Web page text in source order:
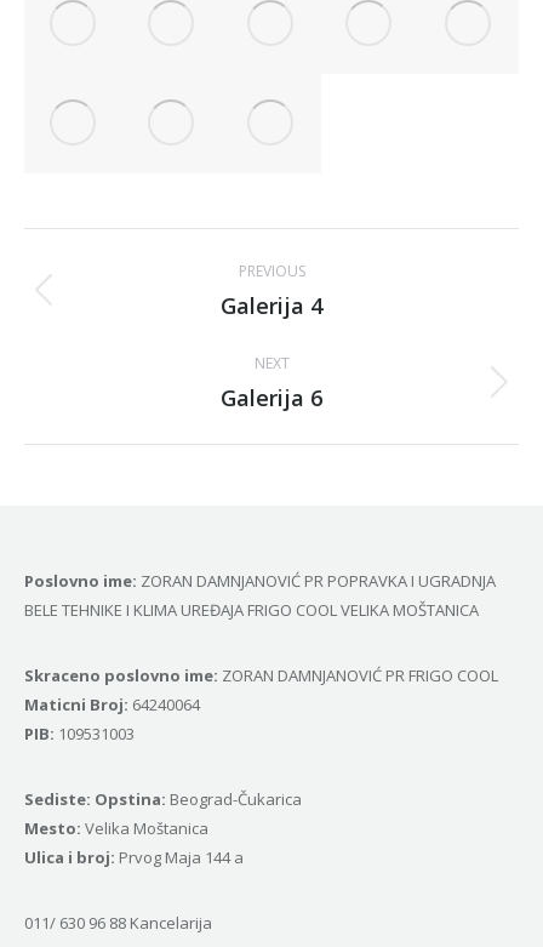
navigation
PREVIOUS
Previous
Galerija 4
NEXT
Next
Galerija 6
Poslovno ime: ZORAN DAMNJANOVIĆ PR POPRAVKA I UGRADNJA
BELE TEHNIKE I KLIMA UREĐAJA FRIGO COOL VELIKA MOŠTANICA
Skraceno poslovno ime: ZORAN DAMNJANOVIĆ PR FRIGO COOL
Маticni Broj: 64240064
PIB: 109531003
Sediste: Opstina: Beograd-Čukarica
Mesto: Velika Moštanica
Ulica i broj: Prvog Maja 144 a
011/ 630 96 88 Kancelarija